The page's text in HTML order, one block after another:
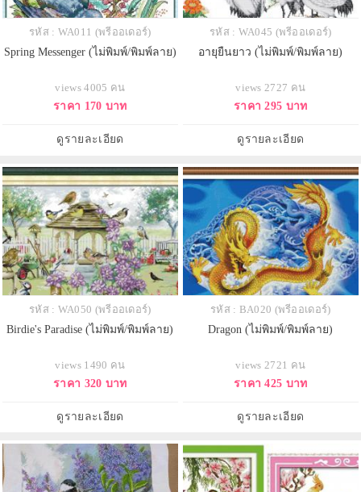
รหัส : WA011 (พรีออเดอร์)
Spring Messenger (ไม่พิมพ์/พิมพ์ลาย)
views 4005 คน
ราคา 170 บาท
ดูรายละเอียด
รหัส : WA045 (พรีออเดอร์)
อายุยืนยาว (ไม่พิมพ์/พิมพ์ลาย)
views 2727 คน
ราคา 295 บาท
ดูรายละเอียด
รหัส : WA050 (พรีออเดอร์)
Birdie's Paradise (ไม่พิมพ์/พิมพ์ลาย)
views 1490 คน
ราคา 320 บาท
ดูรายละเอียด
รหัส : BA020 (พรีออเดอร์)
Dragon (ไม่พิมพ์/พิมพ์ลาย)
views 2721 คน
ราคา 425 บาท
ดูรายละเอียด